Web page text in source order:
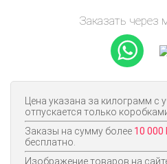
Заказать через
Цена указана за килограмм с
отпускается только
Заказы на сумму более 10 000
бесплатно.
Изображение товаров на